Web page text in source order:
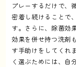
プレーするだけで、
密着し続けることで
す。さらに、除菌効
効果を併せ持つ洗剤
す手助けをしてくれ
く選ぶためには、自